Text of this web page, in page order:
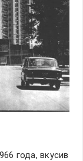
года, вкусив